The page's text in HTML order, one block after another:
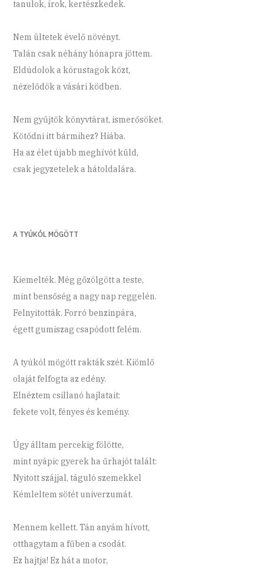
tanulok, írok, kertészkedek.
Nem ültetek évelő növényt.
Talán csak néhány hónapra jöttem.
Eldúdolok a kórustagok közt,
nézelődök a vásári ködben.
Nem gyűjtök könyvtárat, ismerősöket.
Kötődni itt bármihez? Hiába.
Ha az élet újabb meghívót küld,
csak jegyzetelek a hátoldalára.
A TYÚKÓL MÖGÖTT
Kiemelték. Még gőzölgött a teste,
mint bensőség a nagy nap reggelén.
Felnyitották. Forró benzinpára,
égett gumiszag csapódott felém.
A tyúkól mögött rakták szét. Kiömlő
olaját felfogta az edény.
Elnéztem csillanó hajlatait:
fekete volt, fényes és kemény.
Úgy álltam percekig fölötte,
mint nyápic gyerek ha űrhajót talált:
Nyitott szájjal, táguló szemekkel
Kémleltem sötét univerzumát.
Mennem kellett. Tán anyám hívott,
otthagytam a fűben a csodát.
Ez hajtja! Ez hát a motor,